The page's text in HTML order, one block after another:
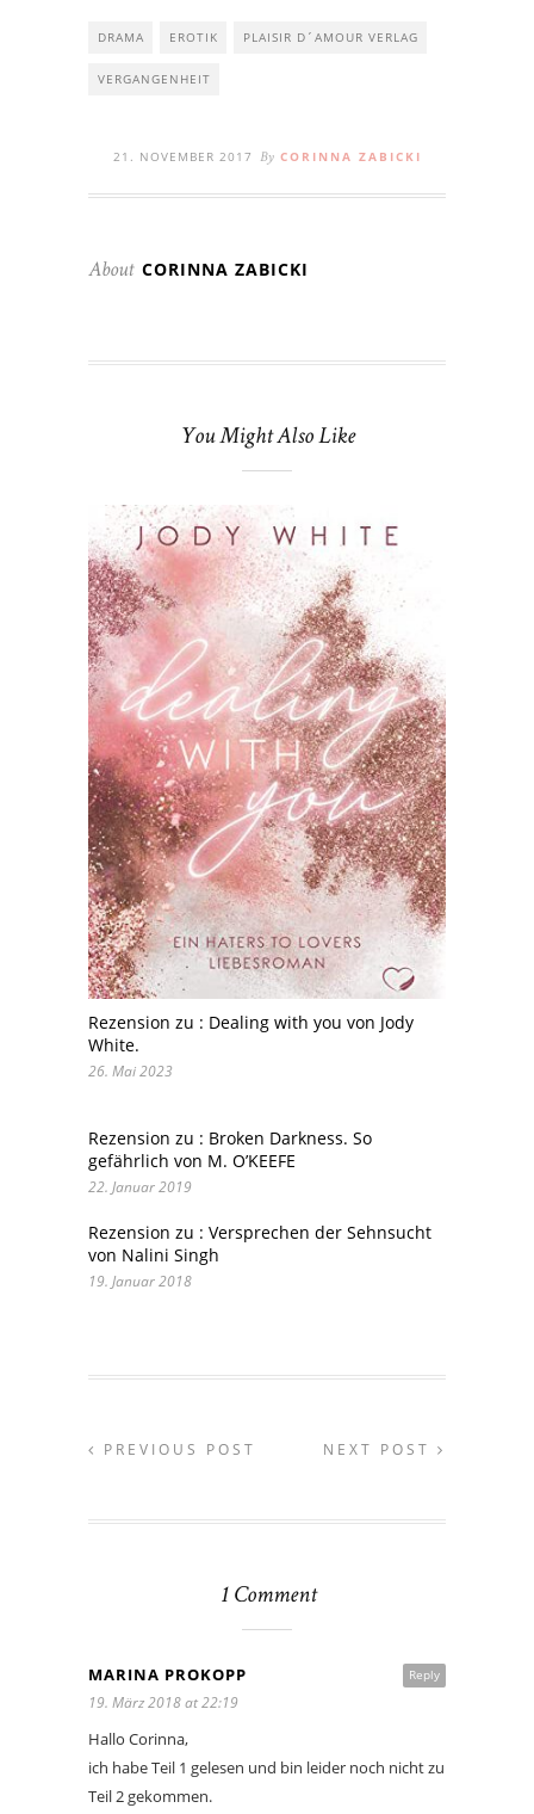
DRAMA EROTIK PLAISIR D´AMOUR VERLAG
VERGANGENHEIT
21. NOVEMBER 2017 By CORINNA ZABICKI
About CORINNA ZABICKI
You Might Also Like
Rezension zu : Dealing with you von Jody
White.
26. Mai 2023
Rezension zu : Broken Darkness. So
gefährlich von M. O’KEEFE
22. Januar 2019
Rezension zu : Versprechen der Sehnsucht
von Nalini Singh
19. Januar 2018
PREVIOUS POST NEXT POST
1 Comment
Reply
MARINA PROKOPP
19. März 2018 at 22:19
Hallo Corinna,
ich habe Teil 1 gelesen und bin leider noch nicht zu
Teil 2 gekommen.